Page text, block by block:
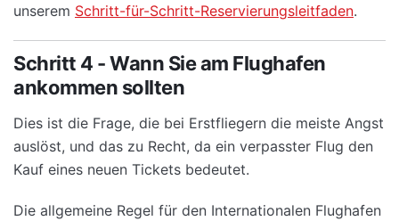
unserem Schritt-für-Schritt-Reservierungsleitfaden.
Schritt 4 - Wann Sie am Flughafen
ankommen sollten
Dies ist die Frage, die bei Erstfliegern die meiste Angst
auslöst, und das zu Recht, da ein verpasster Flug den
Kauf eines neuen Tickets bedeutet.
Die allgemeine Regel für den Internationalen Flughafen